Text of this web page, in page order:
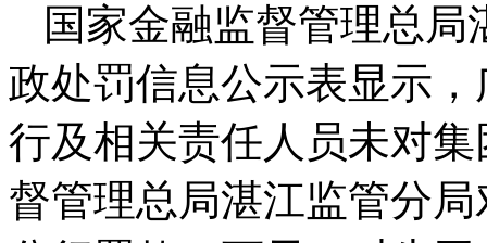
国家金融监督管理总局
政处罚信息公示表显示
行及相关责任人员未对
督管理总局湛江监管分